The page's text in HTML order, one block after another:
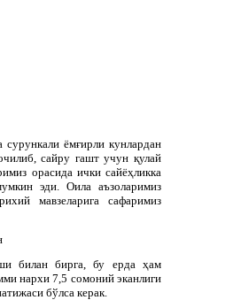
ёмғирли кунлардан
сайру гашт учун қулай
орасида ички сайёҳликка
эди. Оила аъзоларимиз
мавзеларига сафаримиз
билан бирга, бу ерда ҳам
нархи 7,5 сомоний эканлиги
бўлса керак.